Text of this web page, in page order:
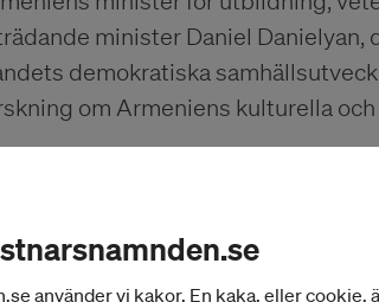
minister Daniel Danielyan,
demokratiska
om Armeniens kulturella
partner Institute for
”How to survive as an
att träffa deltagarna från
använder vi kakor. En kaka, eller cookie,